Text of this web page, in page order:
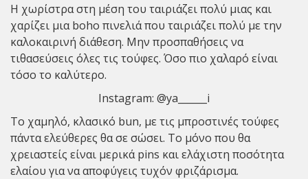
Η χωρίστρα στη μέση του ταιριάζει πολύ μιας και
χαρίζει μια boho πινελιά που ταιριάζει πολύ με την
καλοκαιρινή διάθεση. Μην προσπαθήσεις να
τιθασεύσεις όλες τις τούφες. Όσο πιο χαλαρό είναι
τόσο το καλύτερο.
Instagram: @ya______i
Το χαμηλό, κλασικό bun, με τις μπροστινές τούφες
πάντα ελεύθερες θα σε σώσει. Το μόνο που θα
χρειαστείς είναι μερικά pins και ελάχιστη ποσότητα
ελαίου για να αποφύγεις τυχόν φριζάρισμα.